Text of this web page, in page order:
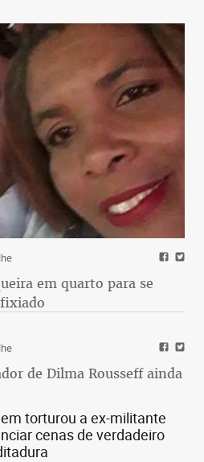
em quarto para se
de Dilma Rousseff ainda
torturou a ex-militante
cenas de verdadeiro